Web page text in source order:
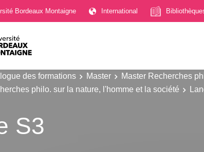
Bordeaux Montaigne International
des formations Master
Master Recherches
philo. sur la nature, l'homme et la société
S3